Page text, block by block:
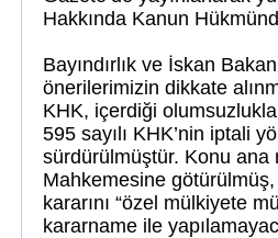
Hakkında Kanun
Bayındırlık ve İskan
önerilerimizin dikkate
KHK, içerdiği
595 sayılı KHK’nin iptali
sürdürülmüştür. Konu ana
Mahkemesine
kararını “özel mülkiyete
kararname ile